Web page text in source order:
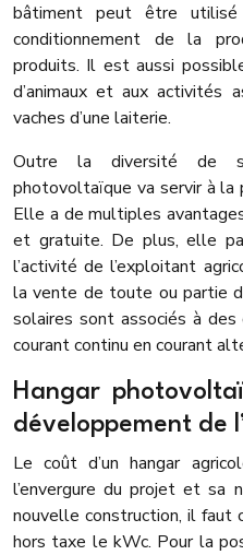
bâtiment peut être
conditionnement de la
produits. Il est aussi
d’animaux et aux activités
vaches d’une laiterie.
Outre la diversité de
photovoltaïque va servir à la
Elle a de multiples
et gratuite. De plus, elle
l’activité de l’exploitant
la vente de toute ou partie
solaires sont associés à
courant continu en courant
Hangar
développement de
Le coût d’un hangar
l’envergure du projet et sa
nouvelle construction, il faut
hors taxe le kWc. Pour la